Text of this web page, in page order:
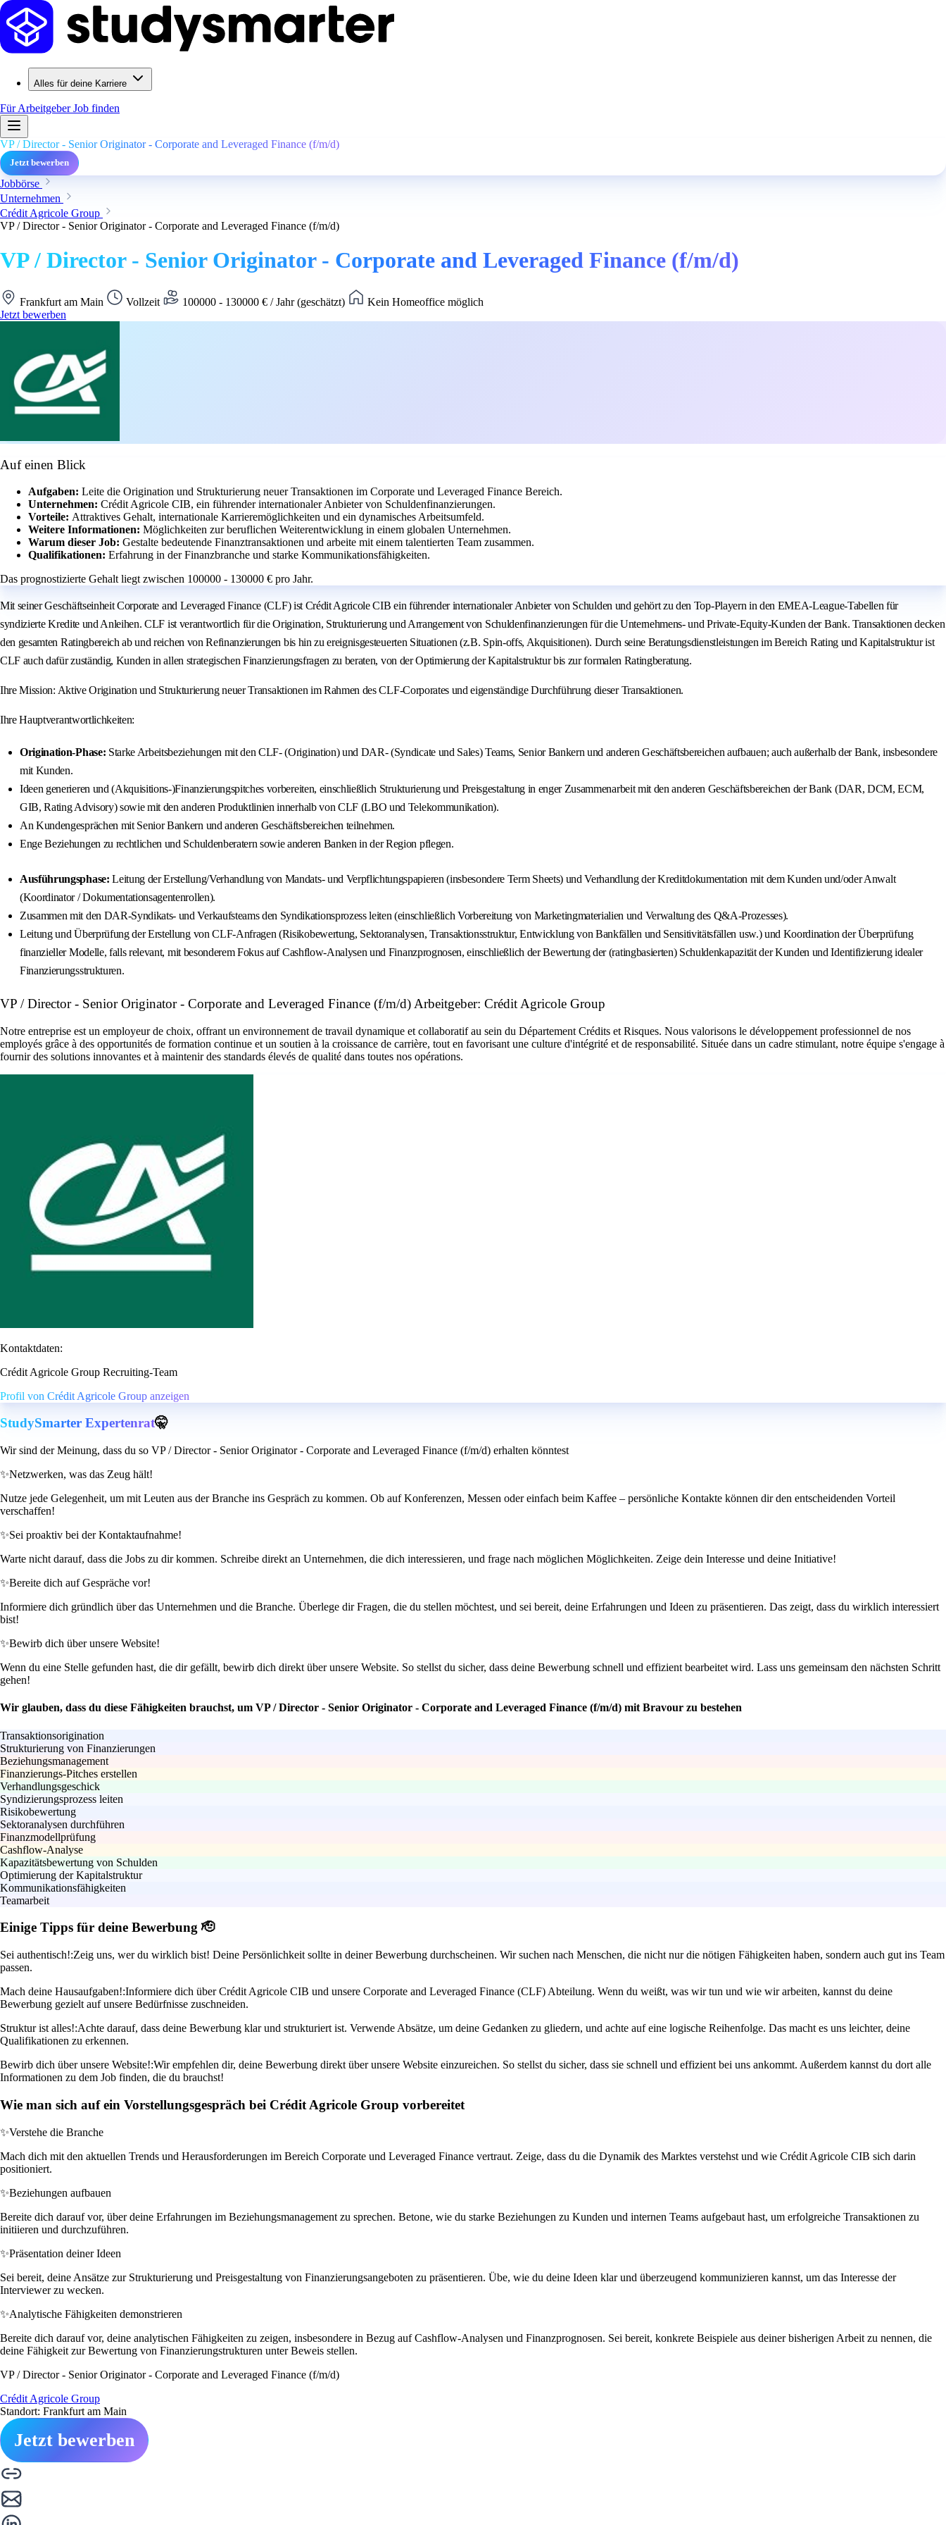
Alles für deine Karriere
Für ArbeitgeberJob finden
VP / Director - Senior Originator - Corporate and Leveraged Finance (f/m/d)
Jetzt bewerben
Jobbörse
Unternehmen
Crédit Agricole Group
VP / Director - Senior Originator - Corporate and Leveraged Finance (f/m/d)
VP / Director - Senior Originator - Corporate and Leveraged Finance (f/m/d)
Frankfurt am Main Vollzeit 100000 - 130000 € / Jahr (geschätzt)
Kein Homeoffice möglich
Jetzt bewerben
Auf einen Blick
Aufgaben: Leite die Origination und Strukturierung neuer Transaktionen im Corporate und Leveraged Finance Bereich.
Unternehmen: Crédit Agricole CIB, ein führender internationaler Anbieter von Schuldenfinanzierungen.
Vorteile: Attraktives Gehalt, internationale Karrieremöglichkeiten und ein dynamisches Arbeitsumfeld.
Weitere Informationen: Möglichkeiten zur beruflichen Weiterentwicklung in einem globalen Unternehmen.
Warum dieser Job: Gestalte bedeutende Finanztransaktionen und arbeite mit einem talentierten Team zusammen.
Qualifikationen: Erfahrung in der Finanzbranche und starke Kommunikationsfähigkeiten.
Das prognostizierte Gehalt liegt zwischen 100000 - 130000 € pro Jahr.
Mit seiner Geschäftseinheit Corporate and Leveraged Finance (CLF) ist Crédit Agricole CIB ein führender internationaler Anbieter von Schulden und gehört zu den Top-Playern in den EMEA-League-Tabellen für
syndizierte Kredite und Anleihen. CLF ist verantwortlich für die Origination, Strukturierung und Arrangement von Schuldenfinanzierungen für die Unternehmens- und Private-Equity-Kunden der Bank. Transaktionen decken
den gesamten Ratingbereich ab und reichen von Refinanzierungen bis hin zu ereignisgesteuerten Situationen (z.B. Spin-offs, Akquisitionen). Durch seine Beratungsdienstleistungen im Bereich Rating und Kapitalstruktur ist
CLF auch dafür zuständig, Kunden in allen strategischen Finanzierungsfragen zu beraten, von der Optimierung der Kapitalstruktur bis zur formalen Ratingberatung.
Ihre Mission: Aktive Origination und Strukturierung neuer Transaktionen im Rahmen des CLF-Corporates und eigenständige Durchführung dieser Transaktionen.
Ihre Hauptverantwortlichkeiten:
Origination-Phase: Starke Arbeitsbeziehungen mit den CLF- (Origination) und DAR- (Syndicate und Sales) Teams, Senior Bankern und anderen Geschäftsbereichen aufbauen; auch außerhalb der Bank, insbesondere
mit Kunden.
Ideen generieren und (Akquisitions-)Finanzierungspitches vorbereiten, einschließlich Strukturierung und Preisgestaltung in enger Zusammenarbeit mit den anderen Geschäftsbereichen der Bank (DAR, DCM, ECM,
GIB, Rating Advisory) sowie mit den anderen Produktlinien innerhalb von CLF (LBO und Telekommunikation).
An Kundengesprächen mit Senior Bankern und anderen Geschäftsbereichen teilnehmen.
Enge Beziehungen zu rechtlichen und Schuldenberatern sowie anderen Banken in der Region pflegen.
Ausführungsphase: Leitung der Erstellung/Verhandlung von Mandats- und Verpflichtungspapieren (insbesondere Term Sheets) und Verhandlung der Kreditdokumentation mit dem Kunden und/oder Anwalt
(Koordinator / Dokumentationsagentenrollen).
Zusammen mit den DAR-Syndikats- und Verkaufsteams den Syndikationsprozess leiten (einschließlich Vorbereitung von Marketingmaterialien und Verwaltung des Q&A-Prozesses).
Leitung und Überprüfung der Erstellung von CLF-Anfragen (Risikobewertung, Sektoranalysen, Transaktionsstruktur, Entwicklung von Bankfällen und Sensitivitätsfällen usw.) und Koordination der Überprüfung
finanzieller Modelle, falls relevant, mit besonderem Fokus auf Cashflow-Analysen und Finanzprognosen, einschließlich der Bewertung der (ratingbasierten) Schuldenkapazität der Kunden und Identifizierung idealer
Finanzierungsstrukturen.
VP / Director - Senior Originator - Corporate and Leveraged Finance (f/m/d) Arbeitgeber: Crédit Agricole Group
Notre entreprise est un employeur de choix, offrant un environnement de travail dynamique et collaboratif au sein du Département Crédits et Risques. Nous valorisons le développement professionnel de nos
employés grâce à des opportunités de formation continue et un soutien à la croissance de carrière, tout en favorisant une culture d'intégrité et de responsabilité. Située dans un cadre stimulant, notre équipe s'engage à
fournir des solutions innovantes et à maintenir des standards élevés de qualité dans toutes nos opérations.
Kontaktdaten:
Crédit Agricole Group Recruiting-Team
Profil von Crédit Agricole Group anzeigen
StudySmarter Expertenrat🤫
Wir sind der Meinung, dass du so VP / Director - Senior Originator - Corporate and Leveraged Finance (f/m/d) erhalten könntest
✨Netzwerken, was das Zeug hält!
Nutze jede Gelegenheit, um mit Leuten aus der Branche ins Gespräch zu kommen. Ob auf Konferenzen, Messen oder einfach beim Kaffee – persönliche Kontakte können dir den entscheidenden Vorteil
verschaffen!
✨Sei proaktiv bei der Kontaktaufnahme!
Warte nicht darauf, dass die Jobs zu dir kommen. Schreibe direkt an Unternehmen, die dich interessieren, und frage nach möglichen Möglichkeiten. Zeige dein Interesse und deine Initiative!
✨Bereite dich auf Gespräche vor!
Informiere dich gründlich über das Unternehmen und die Branche. Überlege dir Fragen, die du stellen möchtest, und sei bereit, deine Erfahrungen und Ideen zu präsentieren. Das zeigt, dass du wirklich interessiert
bist!
✨Bewirb dich über unsere Website!
Wenn du eine Stelle gefunden hast, die dir gefällt, bewirb dich direkt über unsere Website. So stellst du sicher, dass deine Bewerbung schnell und effizient bearbeitet wird. Lass uns gemeinsam den nächsten Schritt
gehen!
Wir glauben, dass du diese Fähigkeiten brauchst, um VP / Director - Senior Originator - Corporate and Leveraged Finance (f/m/d) mit Bravour zu bestehen
Transaktionsorigination
Strukturierung von Finanzierungen
Beziehungsmanagement
Finanzierungs-Pitches erstellen
Verhandlungsgeschick
Syndizierungsprozess leiten
Risikobewertung
Sektoranalysen durchführen
Finanzmodellprüfung
Cashflow-Analyse
Kapazitätsbewertung von Schulden
Optimierung der Kapitalstruktur
Kommunikationsfähigkeiten
Teamarbeit
Einige Tipps für deine Bewerbung 🫡
Sei authentisch!:Zeig uns, wer du wirklich bist! Deine Persönlichkeit sollte in deiner Bewerbung durchscheinen. Wir suchen nach Menschen, die nicht nur die nötigen Fähigkeiten haben, sondern auch gut ins Team
passen.
Mach deine Hausaufgaben!:Informiere dich über Crédit Agricole CIB und unsere Corporate and Leveraged Finance (CLF) Abteilung. Wenn du weißt, was wir tun und wie wir arbeiten, kannst du deine
Bewerbung gezielt auf unsere Bedürfnisse zuschneiden.
Struktur ist alles!:Achte darauf, dass deine Bewerbung klar und strukturiert ist. Verwende Absätze, um deine Gedanken zu gliedern, und achte auf eine logische Reihenfolge. Das macht es uns leichter, deine
Qualifikationen zu erkennen.
Bewirb dich über unsere Website!:Wir empfehlen dir, deine Bewerbung direkt über unsere Website einzureichen. So stellst du sicher, dass sie schnell und effizient bei uns ankommt. Außerdem kannst du dort alle
Informationen zu dem Job finden, die du brauchst!
Wie man sich auf ein Vorstellungsgespräch bei Crédit Agricole Group vorbereitet
✨Verstehe die Branche
Mach dich mit den aktuellen Trends und Herausforderungen im Bereich Corporate und Leveraged Finance vertraut. Zeige, dass du die Dynamik des Marktes verstehst und wie Crédit Agricole CIB sich darin
positioniert.
✨Beziehungen aufbauen
Bereite dich darauf vor, über deine Erfahrungen im Beziehungsmanagement zu sprechen. Betone, wie du starke Beziehungen zu Kunden und internen Teams aufgebaut hast, um erfolgreiche Transaktionen zu
initiieren und durchzuführen.
✨Präsentation deiner Ideen
Sei bereit, deine Ansätze zur Strukturierung und Preisgestaltung von Finanzierungsangeboten zu präsentieren. Übe, wie du deine Ideen klar und überzeugend kommunizieren kannst, um das Interesse der
Interviewer zu wecken.
✨Analytische Fähigkeiten demonstrieren
Bereite dich darauf vor, deine analytischen Fähigkeiten zu zeigen, insbesondere in Bezug auf Cashflow-Analysen und Finanzprognosen. Sei bereit, konkrete Beispiele aus deiner bisherigen Arbeit zu nennen, die
deine Fähigkeit zur Bewertung von Finanzierungstrukturen unter Beweis stellen.
VP / Director - Senior Originator - Corporate and Leveraged Finance (f/m/d)
Crédit Agricole Group
Standort: Frankfurt am Main
Jetzt bewerben